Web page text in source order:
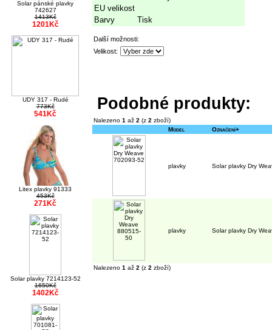
Solar pánské plavky
742627
1413Kč
1201Kč
UDY 317 - Rudé
773Kč
541Kč
Litex plavky 91333
453Kč
271Kč
Solar plavky 7214123-52
1650Kč
1402Kč
EU velikost
Barvy
Tisk
Další možnosti:
Velikost:
Podobné produkty:
Nalezeno 1 až 2 (z 2 zboží)
Model
Označení+
plavky Solar plavky Dry
plavky Solar plavky Dry
Nalezeno 1 až 2 (z 2 zboží)